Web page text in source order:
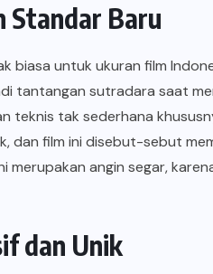
Standar Baru
biasa untuk ukuran film
tantangan sutradara saat
teknis tak sederhana
dan film ini disebut-sebut
merupakan angin segar,
dan Unik